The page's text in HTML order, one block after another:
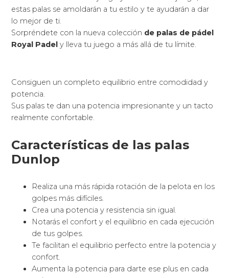
Muchísimas prestaciones como nuevas superfícies,
tecnologías, diseños, aerodinámica y moldes.
Incremento del punto dulce de la pala de pádel.
Incremento de la efectividad de los disparos a
provocan el aumento] de flexibilidad en el punto
central.
Apuesta por la innovación, vanguardia y tradición
concibiendo originales sistemas tecnológicos para
calidad.
esta pala Dunlop y recíbela en tu domicilio
La tecnología que ofrecen las
palas de pádel Dunlop
Incorporan gran variedad de modernas
tecnologías al servicio de todo tipo de jugadores.
Tienen las más modernas tecnologías aplicadas a